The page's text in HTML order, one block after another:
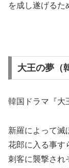
を成し遂げるた
大王の夢（
韓国ドラマ『大
新羅によって滅
花郎に入る事す
刺客に襲撃され